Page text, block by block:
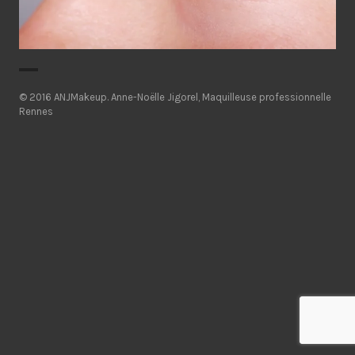
© 2016 ANJMakeup. Anne-Noëlle Jigorel, Maquilleuse professionnelle
Rennes